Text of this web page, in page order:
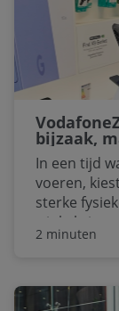
bijzaak,
In een tijd
voeren,
sterke
winkels is
dan een
2 minuten